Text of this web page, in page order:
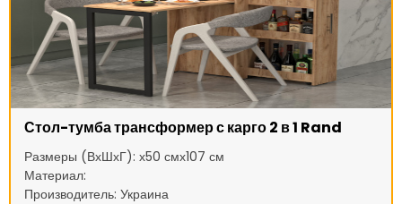
Стол-тумба трансформер с карго 2 в 1 Rand
Размеры (ВхШхГ): х50 смх107 см
Материал:
Производитель: Украина